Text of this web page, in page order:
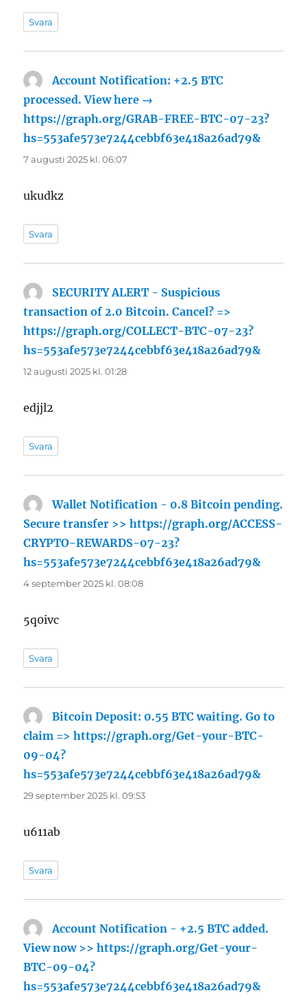
Svara
Account Notification: +2.5 BTC
processed. View here →
https://graph.org/GRAB-FREE-BTC-07-23?
hs=553afe573e7244cebbf63e418a26ad79&
7 augusti 2025 kl. 06:07
ukudkz
Svara
SECURITY ALERT - Suspicious
transaction of 2.0 Bitcoin. Cancel? =>
https://graph.org/COLLECT-BTC-07-23?
hs=553afe573e7244cebbf63e418a26ad79&
12 augusti 2025 kl. 01:28
edjjl2
Svara
Wallet Notification - 0.8 Bitcoin pending.
Secure transfer >> https://graph.org/ACCESS-
CRYPTO-REWARDS-07-23?
hs=553afe573e7244cebbf63e418a26ad79&
4 september 2025 kl. 08:08
5q0ivc
Svara
Bitcoin Deposit: 0.55 BTC waiting. Go to
claim => https://graph.org/Get-your-BTC-
09-04?
hs=553afe573e7244cebbf63e418a26ad79&
29 september 2025 kl. 09:53
u611ab
Svara
Account Notification - +2.5 BTC added.
View now >> https://graph.org/Get-your-
BTC-09-04?
hs=553afe573e7244cebbf63e418a26ad79&